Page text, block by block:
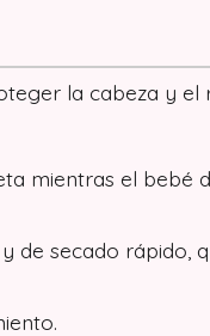
la cabeza y
mientras el bebé
de secado rápido,